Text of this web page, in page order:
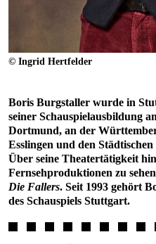
© Ingrid Hertfelder
Boris Burgstaller wurde in
seiner Schauspielausbildung
Dortmund, an der
Esslingen und den
Über seine Theatertätigkeit
Fernsehproduktionen zu
Die Fallers. Seit 1993 gehört
des Schauspiels Stuttgart.